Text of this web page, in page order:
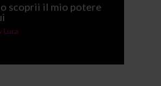
scoprii il mio potere
Luca